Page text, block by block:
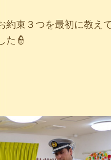
約束３つを最初に教え
た👮